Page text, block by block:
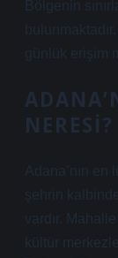
Bölgenin
günlük erişim
NERESI?
Adana’nın
şehrin
vardır.
kültür